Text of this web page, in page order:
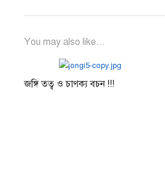
You may also like...
জঙ্গি তত্ব ও চাণক্য বচন !!!